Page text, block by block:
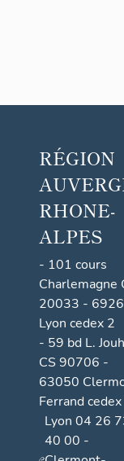
RÉGION
RHONE-
ALPES
- 101 cours
Charlemagne
20033 -
Lyon cedex 2
- 59 bd L.
CS 90706 -
63050
Ferrand
Lyon 04 26
40 00 -